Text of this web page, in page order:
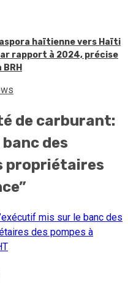
haïtienne vers Haïti
rapport à 2024, précise
de carburant:
des
propriétaires
”
mis sur le banc des
des pompes à